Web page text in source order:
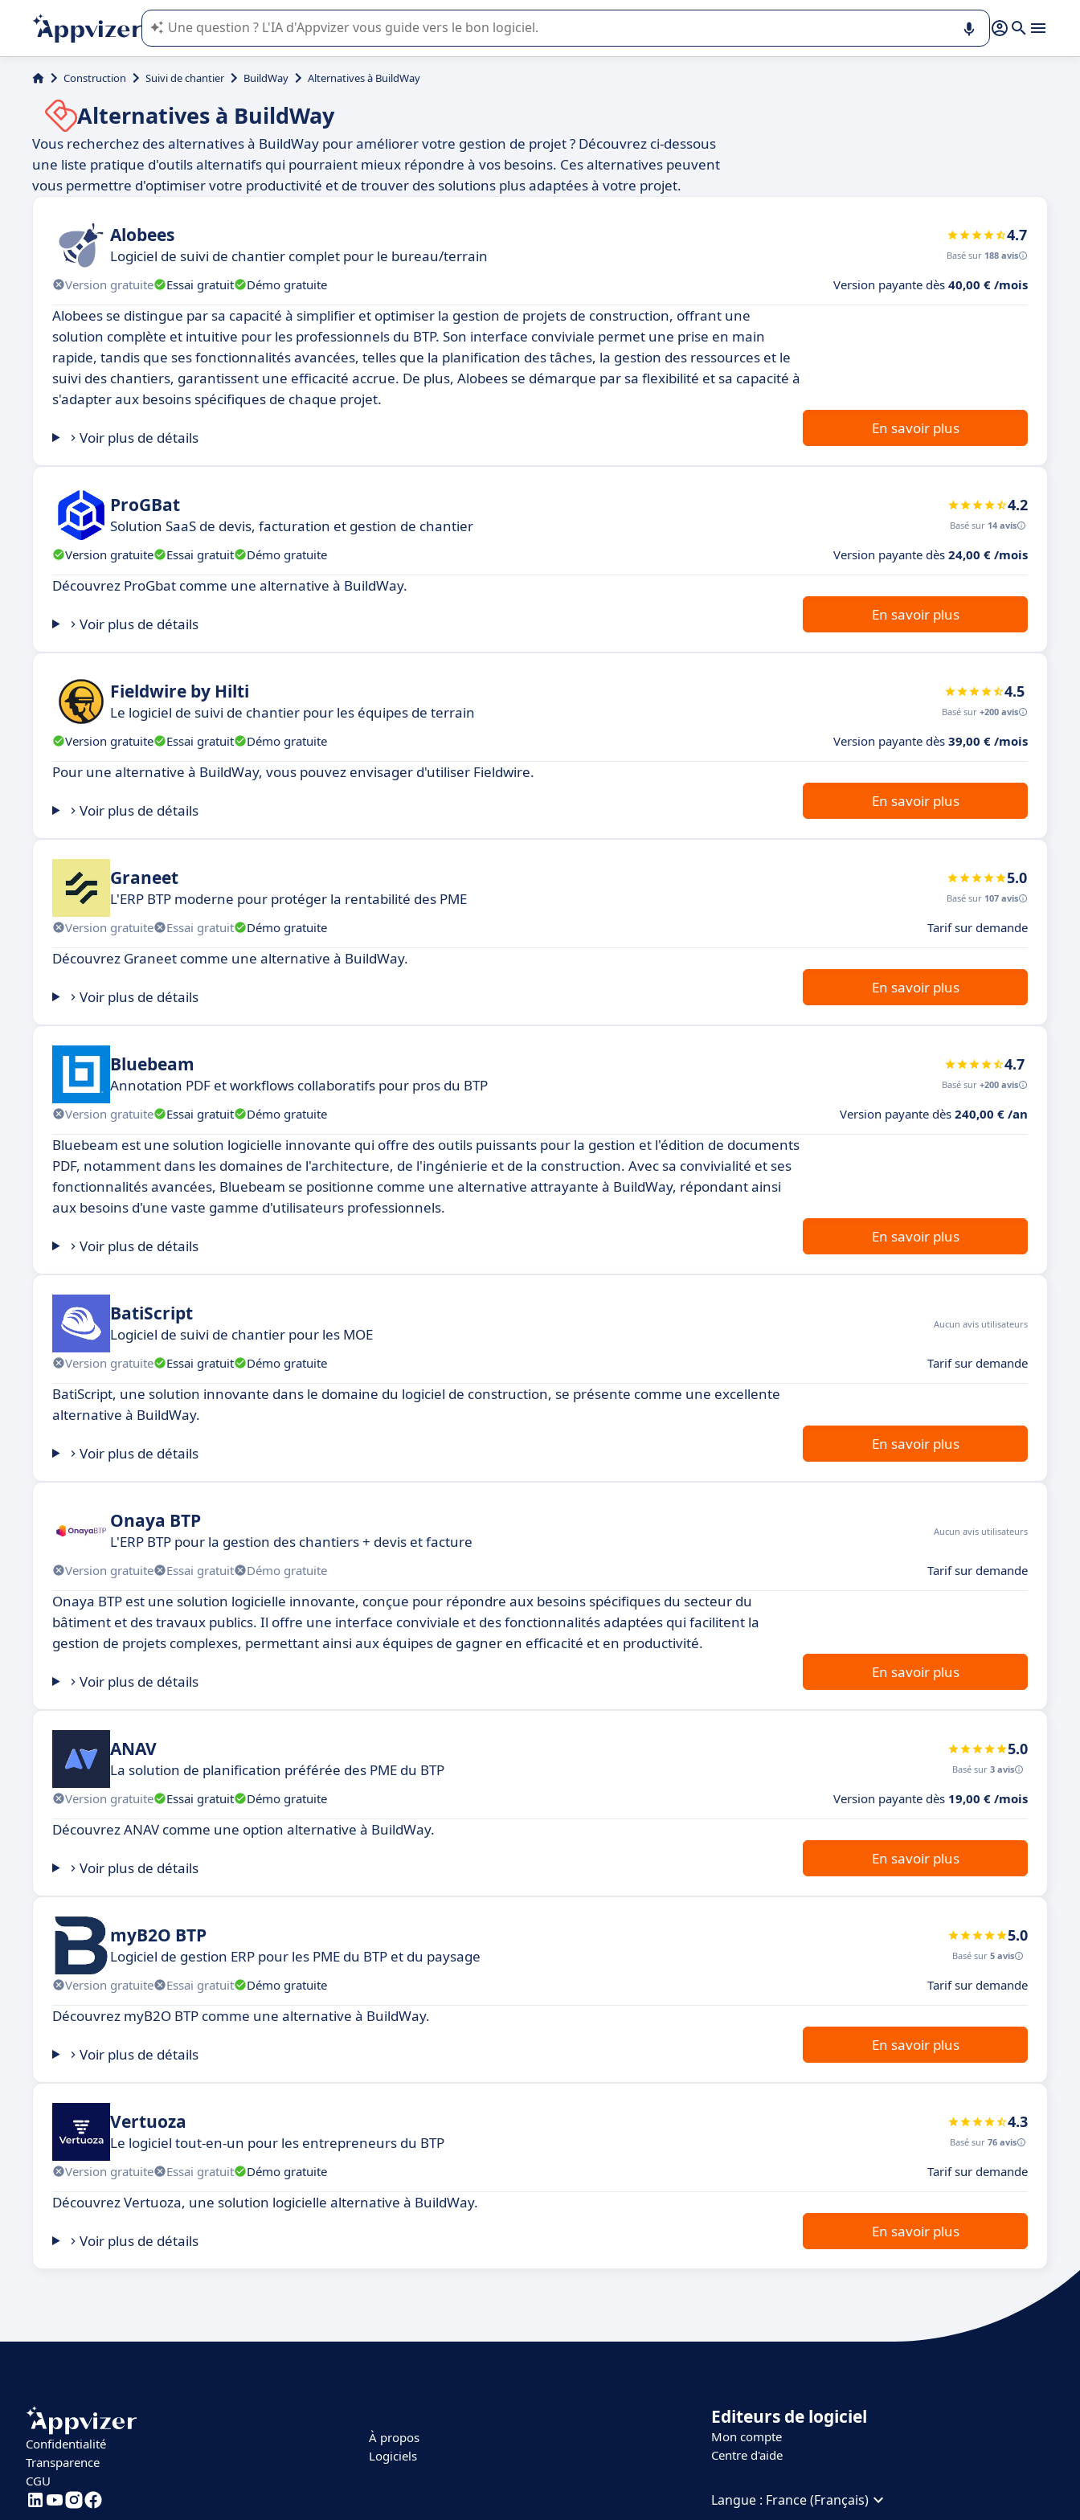
L'IA de Appvizer vous guide dans l'utilisation ou la sélection de logiciel SaaS en entreprise.
Construction Suivi de chantier BuildWay Alternatives à BuildWay
Alternatives à BuildWay
Vous recherchez des alternatives à BuildWay pour améliorer votre gestion de projet ? Découvrez ci-dessous
une liste pratique d'outils alternatifs qui pourraient mieux répondre à vos besoins. Ces alternatives peuvent
vous permettre d'optimiser votre productivité et de trouver des solutions plus adaptées à votre projet.
Alobees
Logiciel de suivi de chantier complet pour le bureau/terrain
4.7
Basé sur 188 avis
Version gratuite Essai gratuit Démo gratuite Version payante dès 40,00 € /mois
Alobees se distingue par sa capacité à simplifier et optimiser la gestion de projets de construction, offrant une
solution complète et intuitive pour les professionnels du BTP. Son interface conviviale permet une prise en main
rapide, tandis que ses fonctionnalités avancées, telles que la planification des tâches, la gestion des ressources et le
suivi des chantiers, garantissent une efficacité accrue. De plus, Alobees se démarque par sa flexibilité et sa capacité à
s'adapter aux besoins spécifiques de chaque projet.
Voir plus de détails
En savoir plus
ProGBat
Solution SaaS de devis, facturation et gestion de chantier
4.2
Basé sur 14 avis
Version gratuite Essai gratuit Démo gratuite Version payante dès 24,00 € /mois
Découvrez ProGbat comme une alternative à BuildWay.
Voir plus de détails
En savoir plus
Fieldwire by Hilti
Le logiciel de suivi de chantier pour les équipes de terrain
4.5
Basé sur +200 avis
Version gratuite Essai gratuit Démo gratuite Version payante dès 39,00 € /mois
Pour une alternative à BuildWay, vous pouvez envisager d'utiliser Fieldwire.
Voir plus de détails
En savoir plus
Graneet
L'ERP BTP moderne pour protéger la rentabilité des PME
5.0
Basé sur 107 avis
Version gratuite Essai gratuit Démo gratuite Tarif sur demande
Découvrez Graneet comme une alternative à BuildWay.
Voir plus de détails
En savoir plus
Bluebeam
Annotation PDF et workflows collaboratifs pour pros du BTP
4.7
Basé sur +200 avis
Version gratuite Essai gratuit Démo gratuite Version payante dès 240,00 € /an
Bluebeam est une solution logicielle innovante qui offre des outils puissants pour la gestion et l'édition de documents
PDF, notamment dans les domaines de l'architecture, de l'ingénierie et de la construction. Avec sa convivialité et ses
fonctionnalités avancées, Bluebeam se positionne comme une alternative attrayante à BuildWay, répondant ainsi
aux besoins d'une vaste gamme d'utilisateurs professionnels.
Voir plus de détails
En savoir plus
BatiScript
Logiciel de suivi de chantier pour les MOE
Aucun avis utilisateurs
Version gratuite Essai gratuit Démo gratuite Tarif sur demande
BatiScript, une solution innovante dans le domaine du logiciel de construction, se présente comme une excellente
alternative à BuildWay.
Voir plus de détails
En savoir plus
Onaya BTP
L'ERP BTP pour la gestion des chantiers + devis et facture
Aucun avis utilisateurs
Version gratuite Essai gratuit Démo gratuite Tarif sur demande
Onaya BTP est une solution logicielle innovante, conçue pour répondre aux besoins spécifiques du secteur du
bâtiment et des travaux publics. Il offre une interface conviviale et des fonctionnalités adaptées qui facilitent la
gestion de projets complexes, permettant ainsi aux équipes de gagner en efficacité et en productivité.
Voir plus de détails
En savoir plus
ANAV
La solution de planification préférée des PME du BTP
5.0
Basé sur 3 avis
Version gratuite Essai gratuit Démo gratuite Version payante dès 19,00 € /mois
Découvrez ANAV comme une option alternative à BuildWay.
Voir plus de détails
En savoir plus
myB2O BTP
Logiciel de gestion ERP pour les PME du BTP et du paysage
5.0
Basé sur 5 avis
Version gratuite Essai gratuit Démo gratuite Tarif sur demande
Découvrez myB2O BTP comme une alternative à BuildWay.
Voir plus de détails
En savoir plus
Vertuoza
Le logiciel tout-en-un pour les entrepreneurs du BTP
4.3
Basé sur 76 avis
Version gratuite Essai gratuit Démo gratuite Tarif sur demande
Découvrez Vertuoza, une solution logicielle alternative à BuildWay.
Voir plus de détails
En savoir plus
Confidentialité
Transparence
CGU
À propos
Logiciels
Editeurs de logiciel
Mon compte
Centre d'aide
Langue : France (Français)